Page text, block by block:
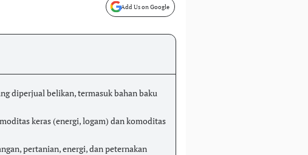
Add Us on Google
diperjual belikan, termasuk bahan baku
keras (energi, logam) dan komoditas
pertanian, energi, dan peternakan